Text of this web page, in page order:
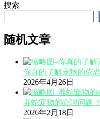
搜索
随机文章
你真的了解宠物的依
2026年4月26日
养蛇宠物的心理问题
2026年2月18日